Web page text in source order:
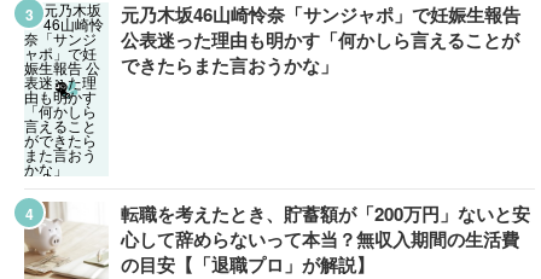
元乃木坂46山崎怜奈「サンジャポ」で妊娠生報告
公表迷った理由も明かす「何かしら言えることが
できたらまた言おうかな」
転職を考えたとき、貯蓄額が「200万円」ないと安
心して辞めらないって本当？無収入期間の生活費
の目安【「退職プロ」が解説】